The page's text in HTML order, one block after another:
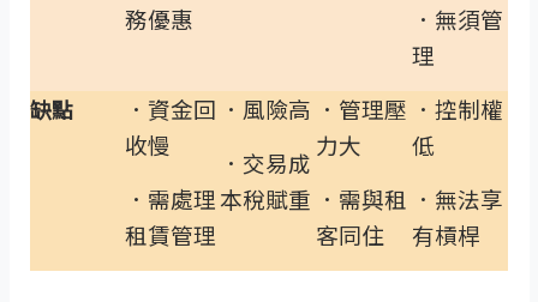
務優惠
．無須管
理
缺點
．資金回
收慢
．需處理
租賃管理
．風險高
．交易成
本稅賦重
．管理壓
力大
．需與租
客同住
．控制權
低
．無法享
有槓桿